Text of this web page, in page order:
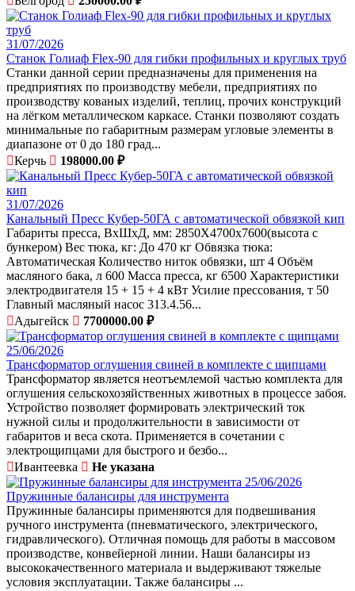
31/07/2026
Станок Голиаф Flex-90 для гибки профильных и круглых труб
Станки данной серии предназначены для применения на
предприятиях по производству мебели, предприятиях по
производству кованых изделий, теплиц, прочих конструкций
на лёгком металлическом каркасе. Станки позволяют создать
минимальные по габаритным размерам угловые элементы в
диапазоне от 0 до 180 град...
Керчь
198000.00 ₽
31/07/2026
Канальный Пресс Кубер-50ГА с автоматической обвязкой кип
Габариты пресса, ВхШхД, мм: 2850X4700x7600(высота с
бункером) Вес тюка, кг: До 470 кг Обвязка тюка:
Автоматическая Количество ниток обвязки, шт 4 Объём
масляного бака, л 600 Масса пресса, кг 6500 Характеристики
электродвигателя 15 + 15 + 4 кВт Усилие прессования, т 50
Главный масляный насос 313.4.56...
Адыгейск
7700000.00 ₽
25/06/2026
Трансформатор оглушения свиней в комплекте с щипцами
Трансформатор является неотъемлемой частью комплекта для
оглушения сельскохозяйственных животных в процессе забоя.
Устройство позволяет формировать электрический ток
нужной силы и продолжительности в зависимости от
габаритов и веса скота. Применяется в сочетании с
электрощипцами для быстрого и безбо...
Ивантеевка
Не указана
25/06/2026
Пружинные балансиры для инструмента
Пружинные балансиры применяются для подвешивания
ручного инструмента (пневматического, электрического,
гидравлического). Отличная помощь для работы в массовом
производстве, конвейерной линии. Наши балансиры из
высококачественного материала и выдерживают тяжелые
условия эксплуатации. Также балансиры ...